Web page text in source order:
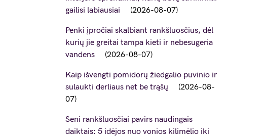
gailisi labiausiai
2026-08-07
Penki įpročiai skalbiant rankšluosčius, dėl
kurių jie greitai tampa kieti ir nebesugeria
vandens
2026-08-07
Kaip išvengti pomidorų žiedgalio puvinio ir
sulaukti derliaus net be trąšų
2026-08-
07
Seni rankšluosčiai pavirs naudingais
daiktais: 5 idėjos nuo vonios kilimėlio iki